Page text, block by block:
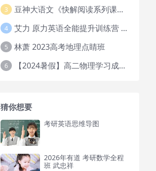
3 豆神大语文《快解阅读系列课教程完整》
4 艾力 原力英语全能提升训练营 151G网课大合集
5 林萧 2023高考地理点睛班
6 【2024暑假】高二物理学习成长与规划系统1期
猜你想要
考研英语思维导图
2026年有道 考研数学全程
班 武忠祥